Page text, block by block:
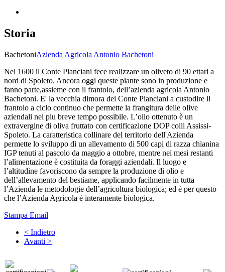
Storia
BachetoniAzienda Agricola Antonio Bachetoni
Nel 1600 il Conte Pianciani fece realizzare un oliveto di 90 ettari a
nord di Spoleto. Ancora oggi queste piante sono in produzione e
fanno parte,assieme con il frantoio, dell’azienda agricola Antonio
Bachetoni. E' la vecchia dimora dei Conte Pianciani a custodire il
frantoio a ciclo continuo che permette la frangitura delle olive
aziendali nel piu breve tempo possibile. L’olio ottenuto è un
extravergine di oliva fruttato con certificazione DOP colli Assissi-
Spoleto. La caratteristica collinare del territorio dell'Azienda
permette lo sviluppo di un allevamento di 500 capi di razza chianina
IGP tenuti al pascolo da maggio a ottobre, mentre nei mesi restanti
l’alimentazione è costituita da foraggi aziendali. Il luogo e
l’altitudine favoriscono da sempre la produzione di olio e
dell’allevamento del bestiame, applicando facilmente in tutta
l’Azienda le metodologie dell’agricoltura biologica; ed è per questo
che l’Azienda Agricola è interamente biologica.
Stampa Email
< Indietro
Avanti >